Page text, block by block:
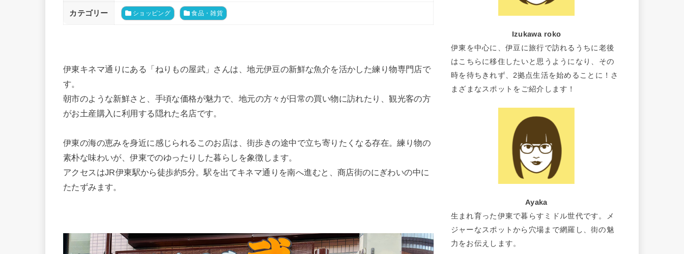
カテゴリー ショッピング 食品・雑貨
伊東キネマ通りにある「ねりもの屋武」さんは、地元伊豆の新鮮な魚介を活かした練り物専門店で
す。
朝市のような新鮮さと、手頃な価格が魅力で、地元の方々が日常の買い物に訪れたり、観光客の方
がお土産購入に利用する隠れた名店です。
伊東の海の恵みを身近に感じられるこのお店は、街歩きの途中で立ち寄りたくなる存在。練り物の
素朴な味わいが、伊東でのゆったりした暮らしを象徴します。
アクセスはJR伊東駅から徒歩約5分。駅を出てキネマ通りを南へ進むと、商店街のにぎわいの中に
たたずみます。
Izukawa roko
伊東を中心に、伊豆に旅行で訪れるうちに老後
はこちらに移住したいと思うようになり、その
時を待ちきれず、2拠点生活を始めることに！さ
まざまなスポットをご紹介します！
Ayaka
生まれ育った伊東で暮らすミドル世代です。メ
ジャーなスポットから穴場まで網羅し、街の魅
力をお伝えします。